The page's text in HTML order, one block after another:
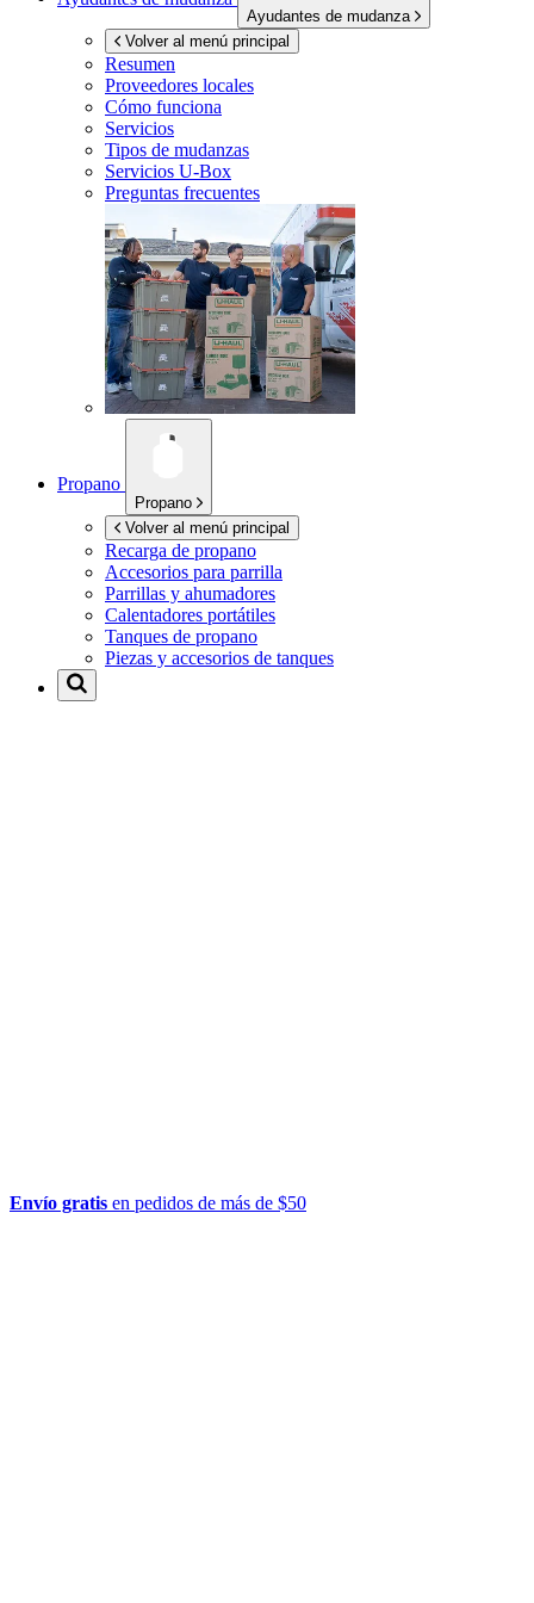
Ayudantes de mudanza
Volver al menú principal
Resumen
Proveedores locales
Cómo funciona
Servicios
Tipos de mudanzas
Servicios U-Box
Preguntas frecuentes
Propano
Propano
Volver al menú principal
Recarga de propano
Accesorios para parrilla
Parrillas y ahumadores
Calentadores portátiles
Tanques de propano
Piezas y accesorios de tanques
Envío gratis en pedidos de más de $50